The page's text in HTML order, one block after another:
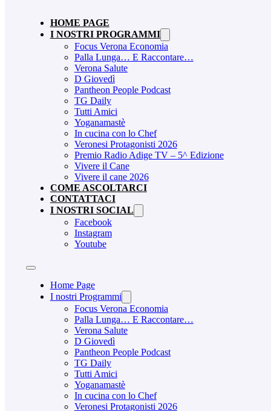
HOME PAGE
I NOSTRI PROGRAMMI
Focus Verona Economia
Palla Lunga… E Raccontare…
Verona Salute
D Giovedì
Pantheon People Podcast
TG Daily
Tutti Amici
Yoganamastè
In cucina con lo Chef
Veronesi Protagonisti 2026
Premio Radio Adige TV – 5^ Edizione
Vivere il Cane
Vivere il cane 2026
COME ASCOLTARCI
CONTATTACI
I NOSTRI SOCIAL
Facebook
Instagram
Youtube
Home Page
I nostri Programmi
Focus Verona Economia
Palla Lunga… E Raccontare…
Verona Salute
D Giovedì
Pantheon People Podcast
TG Daily
Tutti Amici
Yoganamastè
In cucina con lo Chef
Veronesi Protagonisti 2026